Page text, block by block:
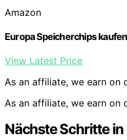
Amazon
Europa Speicherchips kaufen
View Latest Price
As an affiliate, we earn on
As an affiliate, we earn on
Nächste Schritte